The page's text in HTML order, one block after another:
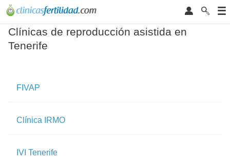
Clínicas de reproducción asistida en
Tenerife
FIVAP
Clínica IRMO
IVI Tenerife